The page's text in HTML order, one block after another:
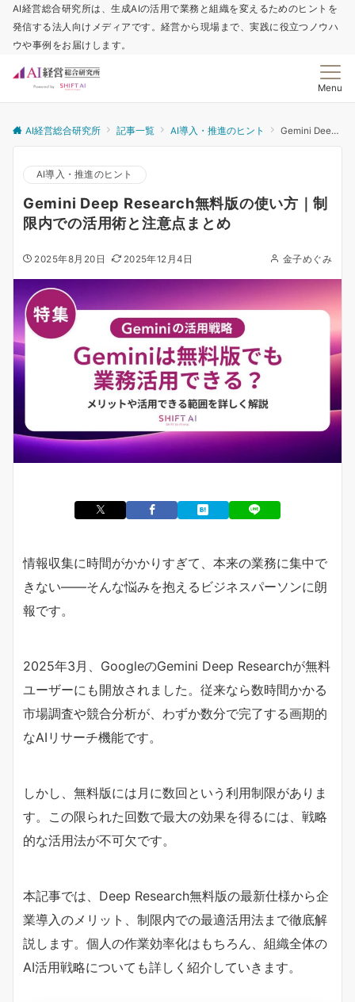
AI経営総合研究所は、生成AIの活用で業務と組織を変えるためのヒントを
発信する法人向けメディアです。経営から現場まで、実践に役立つノウハ
ウや事例をお届けします。
Menu
AI経営総合研究所 記事一覧 AI導入・推進のヒント Gemini Deep Research無料版の使い方｜制限内での活用術と注意点まとめ
AI導入・推進のヒント
Gemini Deep Research無料版の使い方｜制
限内での活用術と注意点まとめ
2025年8月20日 2025年12月4日 金子めぐみ
情報収集に時間がかかりすぎて、本来の業務に集中で
きない――そんな悩みを抱えるビジネスパーソンに朗
報です。
2025年3月、GoogleのGemini Deep Researchが無料
ユーザーにも開放されました。従来なら数時間かかる
市場調査や競合分析が、わずか数分で完了する画期的
なAIリサーチ機能です。
しかし、無料版には月に数回という利用制限がありま
す。この限られた回数で最大の効果を得るには、戦略
的な活用法が不可欠です。
本記事では、Deep Research無料版の最新仕様から企
業導入のメリット、制限内での最適活用法まで徹底解
説します。個人の作業効率化はもちろん、組織全体の
AI活用戦略についても詳しく紹介していきます。